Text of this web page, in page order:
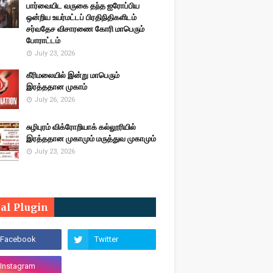
பார்வையிட வருகை தந்த ஐரோப்பிய
ஒன்றிய உயர்மட்டப் பிரதிநிதிகளிடம்
சர்வதேச விசாரணை கோரி மாபெரும்
போராட்டம்
July 23, 2026
கீரிமலையில் இன்று மாபெரும்
இரத்ததான முகாம்
July 26, 2026
சுழிபுரம் விக்ரோறியாக் கல்லூரியில்
இரத்ததான முகாமும் மருத்துவ முகாமும்
July 23, 2026
Plugin